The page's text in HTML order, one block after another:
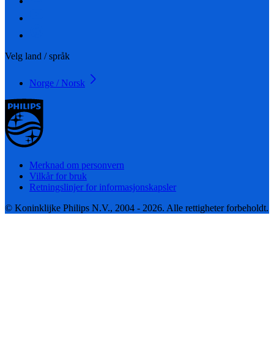
Velg land / språk
Norge / Norsk
Merknad om personvern
Vilkår for bruk
Retningslinjer for informasjonskapsler
© Koninklijke Philips N.V., 2004 - 2026. Alle rettigheter forbeholdt.